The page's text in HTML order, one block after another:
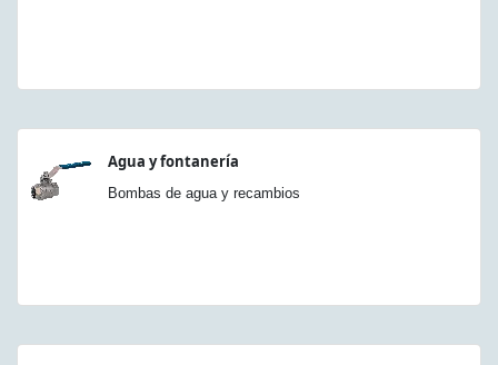
Agua y fontanería
Bombas de agua y recambios